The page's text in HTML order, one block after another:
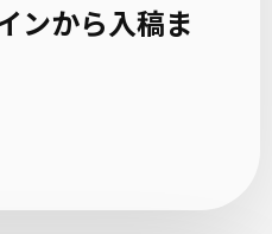
ンから入稿ま